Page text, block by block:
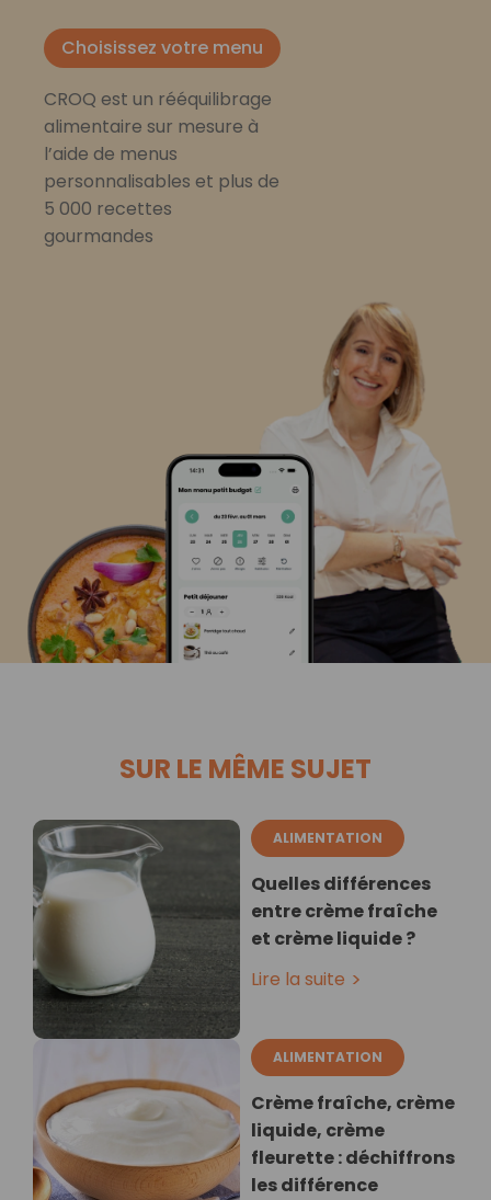
Choisissez votre menu
CROQ est un rééquilibrage
alimentaire sur mesure à
l’aide de menus
personnalisables et plus de
5 000 recettes
gourmandes
SUR LE MÊME SUJET
ALIMENTATION
Quelles différences
entre crème fraîche
et crème liquide ?
Lire la suite
ALIMENTATION
Crème fraîche, crème
liquide, crème
fleurette : déchiffrons
les différence